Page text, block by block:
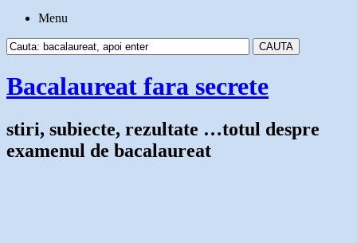
Menu
Bacalaureat fara secrete
stiri, subiecte, rezultate …totul despre
examenul de bacalaureat